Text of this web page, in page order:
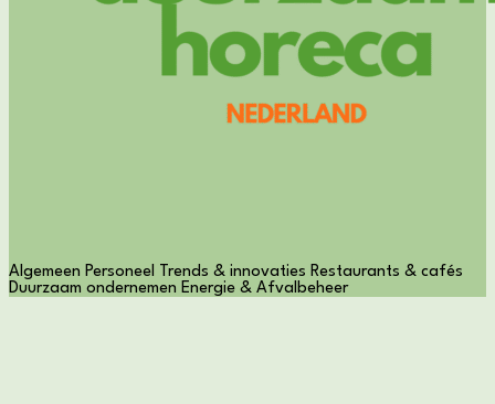
Algemeen Personeel Trends & innovaties Restaurants & cafés
Duurzaam ondernemen Energie & Afvalbeheer